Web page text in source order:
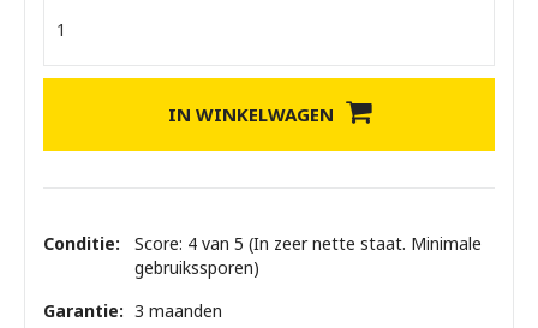
IN WINKELWAGEN
Conditie:
Score: 4 van 5 (In zeer nette staat. Minimale
gebruikssporen)
Garantie: 3 maanden